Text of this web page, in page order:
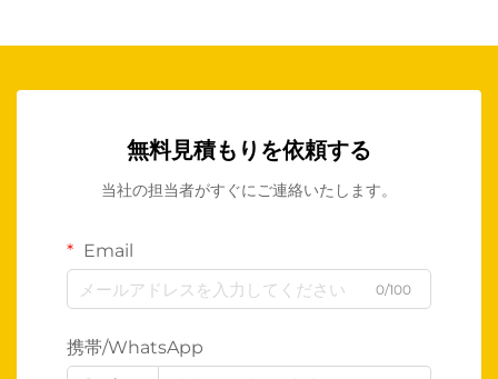
無料見積もりを依頼する
当社の担当者がすぐにご連絡いたします。
Email
0/100
携帯/WhatsApp